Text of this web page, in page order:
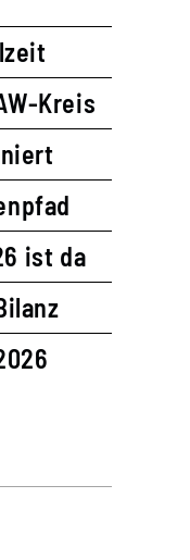
Kreis
ist da